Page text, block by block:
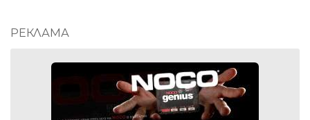
РЕКЛАМА